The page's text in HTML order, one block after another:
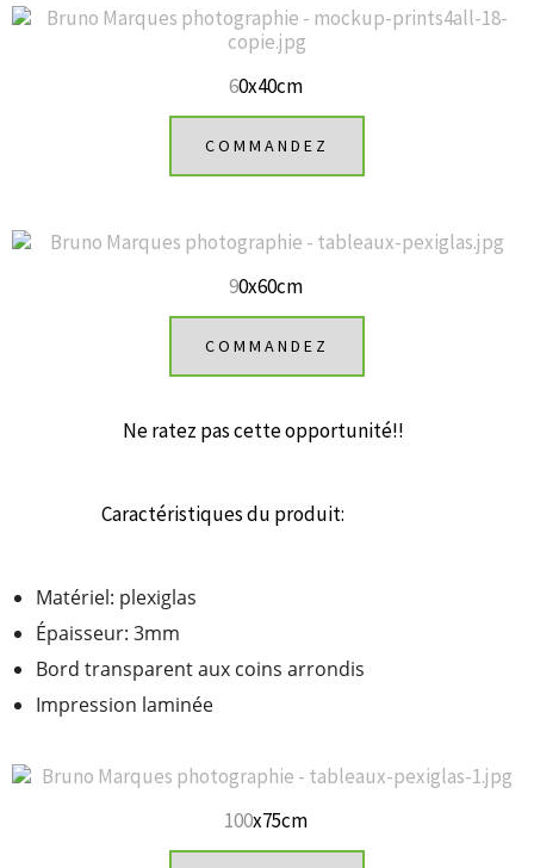
60x40cm
COMMANDEZ
90x60cm
COMMANDEZ
Ne ratez pas cette opportunité!!
Caractéristiques du produit:
Matériel: plexiglas
Épaisseur: 3mm
Bord transparent aux coins arrondis
Impression laminée
100x75cm